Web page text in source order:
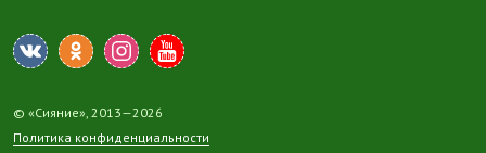
© «Сияние», 2013—2026
Политика конфиденциальности